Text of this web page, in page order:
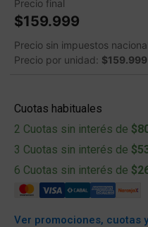
Precio final
$159.999
Precio sin impuestos
Precio por unidad: $159.999
Cuotas habituales
2 Cuotas sin interés de
3 Cuotas sin interés de
6 Cuotas sin interés de
Ver promociones, cuotas